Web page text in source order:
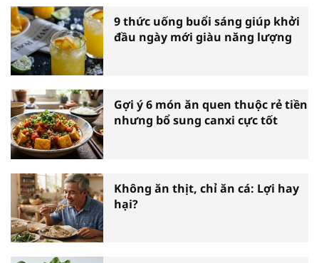
9 thức uống buổi sáng giúp khởi
đầu ngày mới giàu năng lượng
Gợi ý 6 món ăn quen thuộc rẻ tiền
nhưng bổ sung canxi cực tốt
Không ăn thịt, chỉ ăn cá: Lợi hay
hại?